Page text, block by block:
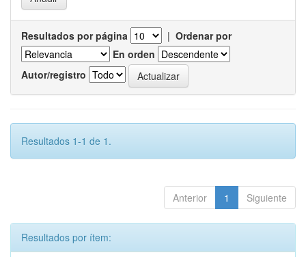
Resultados por página | Ordenar por
En orden
Autor/registro
Resultados 1-1 de 1.
Anterior 1 Siguiente
Resultados por ítem: